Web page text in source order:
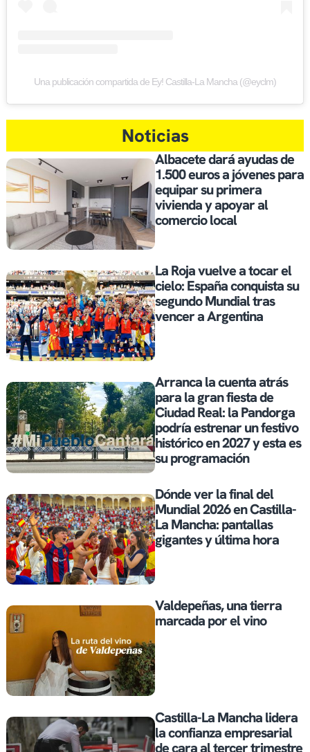
Una publicación compartida de Ey! Castilla-La Mancha (@eyclm)
Noticias
Albacete dará ayudas de
1.500 euros a jóvenes para
equipar su primera
vivienda y apoyar al
comercio local
La Roja vuelve a tocar el
cielo: España conquista su
segundo Mundial tras
vencer a Argentina
Arranca la cuenta atrás
para la gran fiesta de
Ciudad Real: la Pandorga
podría estrenar un festivo
histórico en 2027 y esta es
su programación
Dónde ver la final del
Mundial 2026 en Castilla-
La Mancha: pantallas
gigantes y última hora
Valdepeñas, una tierra
marcada por el vino
Castilla-La Mancha lidera
la confianza empresarial
de cara al tercer trimestre